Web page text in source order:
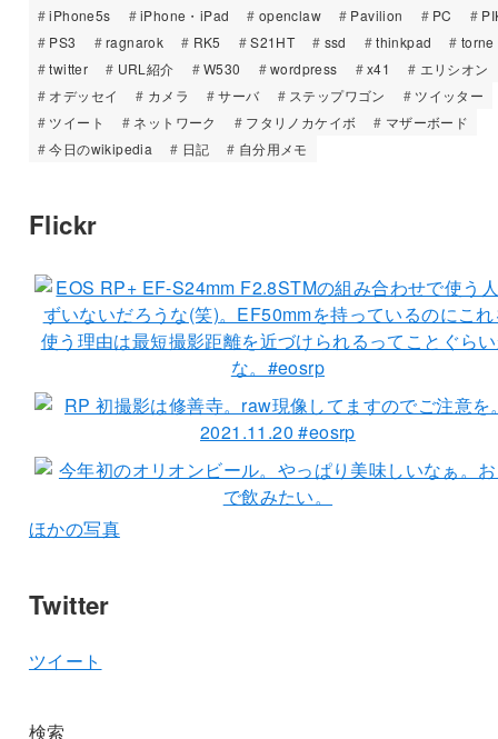
iPhone5s
iPhone・iPad openclaw Pavilion PC
PS3
ragnarok RK5 S21HT ssd thinkpad
torne
twitter
URL紹介 W530 wordpress x41
エリシオン
オデッセイ
カメラ サーバ ステップワゴン
ツイッター
ツイート
ネットワーク フタリノカケイボ
マザーボード
今日のwikipedia
日記 自分用メモ
Flickr
ほかの写真
Twitter
ツイート
検索